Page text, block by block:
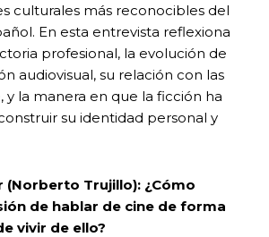
culturales más reconocibles del
En esta entrevista reflexiona
profesional, la evolución de
audiovisual, su relación con las
y la manera en que la ficción ha
su identidad personal y
(Norberto Trujillo): ¿Cómo
de hablar de cine de forma
vivir de ello?